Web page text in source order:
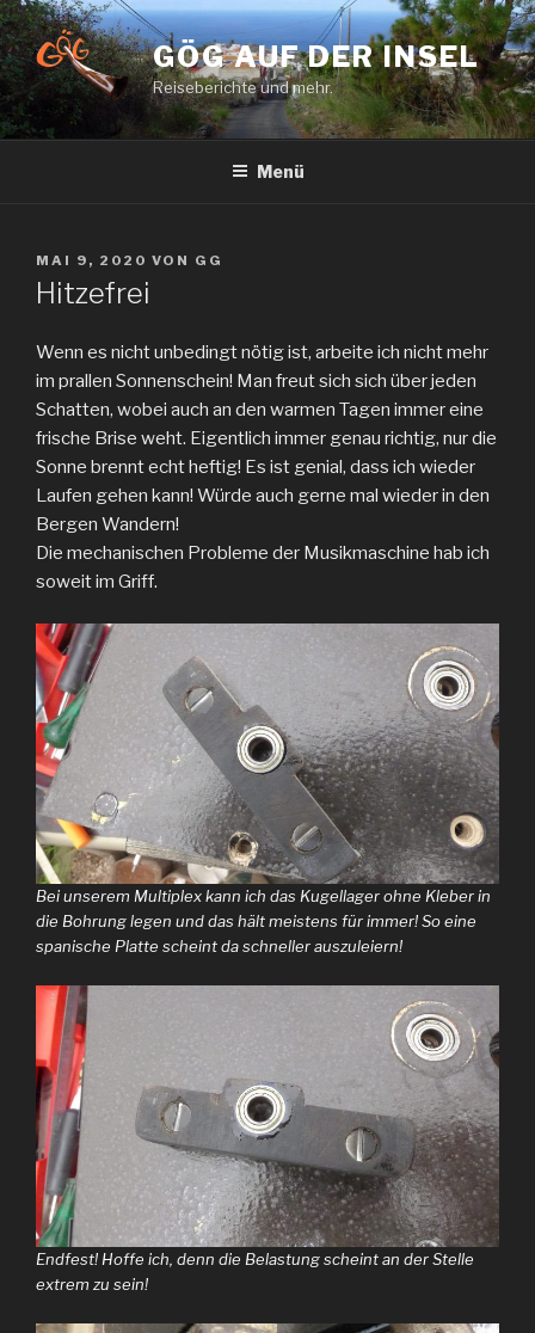
Zum
Inhalt
springen
GÖG AUF DER INSEL
Reiseberichte und mehr.
Menü
VERÖFFENTLICHT
AM
MAI 9, 2020 VON GG
Hitzefrei
Wenn es nicht unbedingt nötig ist, arbeite ich nicht mehr
im prallen Sonnenschein! Man freut sich sich über jeden
Schatten, wobei auch an den warmen Tagen immer eine
frische Brise weht. Eigentlich immer genau richtig, nur die
Sonne brennt echt heftig! Es ist genial, dass ich wieder
Laufen gehen kann! Würde auch gerne mal wieder in den
Bergen Wandern!
Die mechanischen Probleme der Musikmaschine hab ich
soweit im Griff.
Bei unserem Multiplex kann ich das Kugellager ohne Kleber in
die Bohrung legen und das hält meistens für immer! So eine
spanische Platte scheint da schneller auszuleiern!
Endfest! Hoffe ich, denn die Belastung scheint an der Stelle
extrem zu sein!